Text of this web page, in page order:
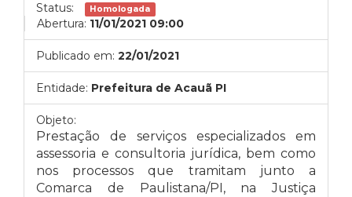
Status: Homologada
Abertura: 11/01/2021 09:00
Publicado em: 22/01/2021
Entidade: Prefeitura de Acauã PI
Objeto:
Prestação de serviços especializados em
assessoria e consultoria jurídica, bem como
nos processos que tramitam junto a
Comarca de Paulistana/PI, na Justiça